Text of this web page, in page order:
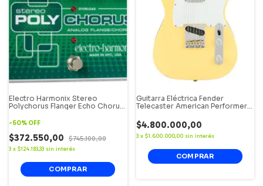
Electro Harmonix Stereo
Polychorus Flanger Echo Chorus
-50% OFF
$372.550,00 $745.100,00
3 x $124.183,33 sin interés
Guitarra Eléctrica Fender
Telecaster American Performer
$4.800.000,00
3 x $1.600.000,00 sin interés